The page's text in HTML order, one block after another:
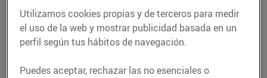
Utilizamos cookies propias y de terceros para medir
el uso de la web y mostrar publicidad basada en un
perfil según tus hábitos de navegación.
Puedes aceptar, rechazar las no esenciales o